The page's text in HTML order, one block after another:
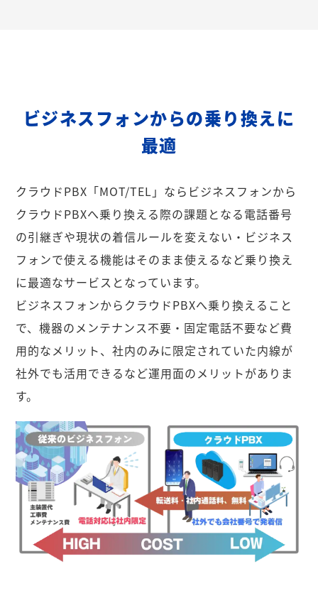
ビジネスフォンからの乗り換えに
最適
クラウドPBX「MOT/TEL」ならビジネスフォンから
クラウドPBXへ乗り換える際の課題となる電話番号
の引継ぎや現状の着信ルールを変えない・ビジネス
フォンで使える機能はそのまま使えるなど乗り換え
に最適なサービスとなっています。
ビジネスフォンからクラウドPBXへ乗り換えること
で、機器のメンテナンス不要・固定電話不要など費
用的なメリット、社内のみに限定されていた内線が
社外でも活用できるなど運用面のメリットがありま
す。